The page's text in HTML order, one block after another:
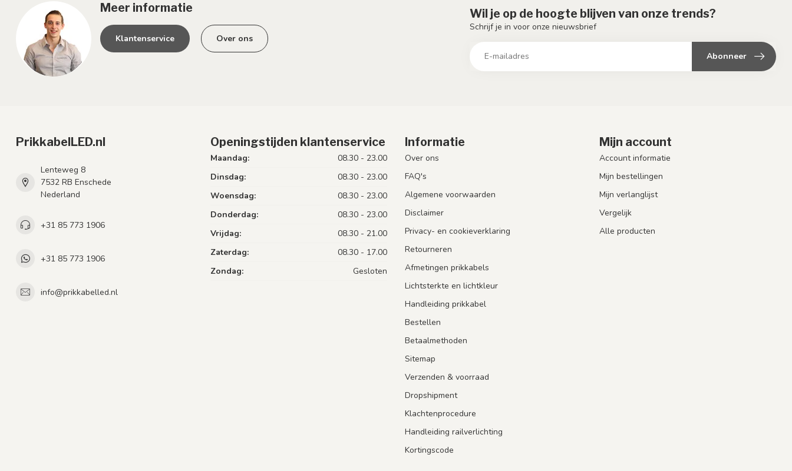
Meer informatie
Klantenservice Over ons
Wil je op de hoogte blijven van onze trends?
Schrijf je in voor onze nieuwsbrief
Abonneer
PrikkabelLED.nl
Lenteweg 8
7532 RB Enschede
Nederland
+31 85 773 1906
+31 85 773 1906
info@prikkabelled.nl
Openingstijden klantenservice
Maandag:
08.30 - 23.00
Dinsdag:
08.30 - 23.00
Woensdag:
08.30 - 23.00
Donderdag:
08.30 - 23.00
Vrijdag:
08.30 - 21.00
Zaterdag:
08.30 - 17.00
Zondag:
Gesloten
Informatie
Over ons
FAQ's
Algemene voorwaarden
Disclaimer
Privacy- en cookieverklaring
Retourneren
Afmetingen prikkabels
Lichtsterkte en lichtkleur
Handleiding prikkabel
Bestellen
Betaalmethoden
Sitemap
Verzenden & voorraad
Dropshipment
Klachtenprocedure
Handleiding railverlichting
Kortingscode
Mijn account
Account informatie
Mijn bestellingen
Mijn verlanglijst
Vergelijk
Alle producten